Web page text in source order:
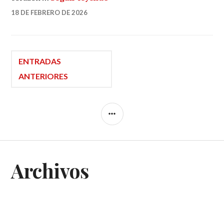
18 DE FEBRERO DE 2026
Navegación
ENTRADAS
ANTERIORES
BARRA
Archivos